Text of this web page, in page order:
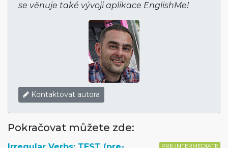
se věnuje také vývoji aplikace EnglishMe!
Kontaktovat autora
Pokračovat můžete zde:
PRE-INTERMEDIATE